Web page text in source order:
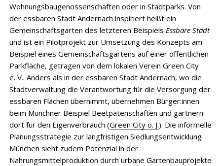
Wohnungsbaugenossenschaften oder in Stadtparks. Von
der essbaren Stadt Andernach inspiriert heißt ein
Gemeinschaftsgarten des letzteren Beispiels Essbare Stadt
und ist ein Pilotprojekt zur Umsetzung des Konzepts am
Beispiel eines Gemeinschaftsgartens auf einer öffentlichen
Parkfläche, getragen von dem lokalen Verein Green City
e. V.. Anders als in der essbaren Stadt Andernach, wo die
Stadtverwaltung die Verantwortung für die Versorgung der
essbaren Flächen übernimmt, übernehmen Bürger:innen
beim Münchner Beispiel Beetpatenschaften und gärtnern
dort für den Eigenverbrauch (Green City o. J.). Die informelle
Planungsstrategie zur langfristigen Siedlungsentwicklung
München sieht zudem Potenzial in der
Nahrungsmittelproduktion durch urbane Gartenbauprojekte